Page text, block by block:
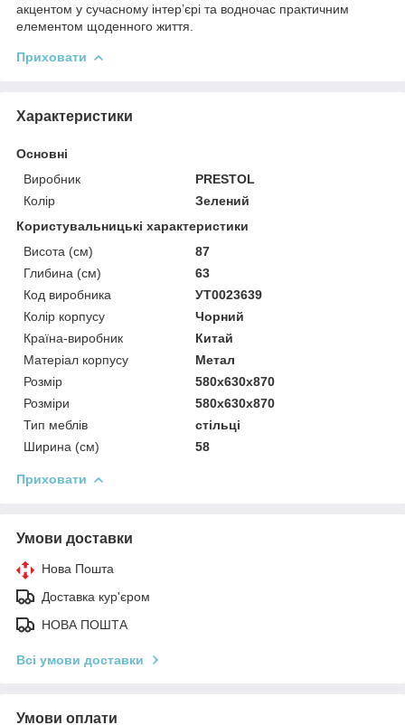
акцентом у сучасному інтер’єрі та водночас практичним
елементом щоденного життя.
Приховати
Характеристики
Основні
Виробник
PRESTOL
Колір
Зелений
Користувальницькі характеристики
Висота (см)
87
Глибина (см)
63
Код виробника
УТ0023639
Колір корпусу
Чорний
Країна-виробник
Китай
Матеріал корпусу
Метал
Розмір
580x630x870
Розміри
580x630x870
Тип меблів
стільці
Ширина (см)
58
Приховати
Умови доставки
Нова Пошта
Доставка кур'єром
НОВА ПОШТА
Всі умови доставки
Умови оплати